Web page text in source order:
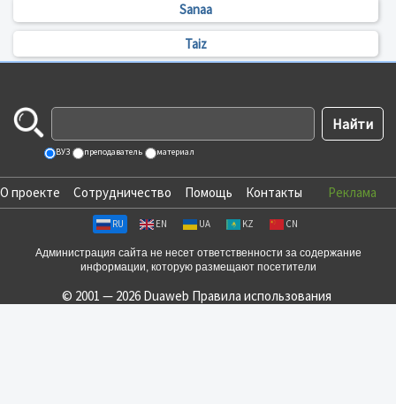
Sanaa
Taiz
ВУЗ преподаватель материал
О проекте Сотрудничество Помощь Контакты Реклама
RU EN UA KZ CN
Администрация сайта не несет ответственности за содержание
информации, которую размещают посетители
© 2001 — 2026 Duaweb Правила использования